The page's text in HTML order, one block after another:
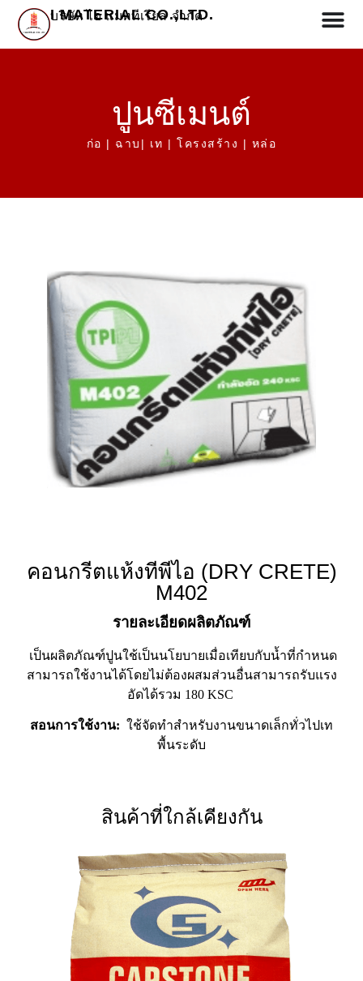
I MATERIAL CO.,LTD.
บริษัท ไอ แมททีเรียล จำกัด
ปูนซีเมนต์
ก่อ | ฉาบ| เท | โครงสร้าง | หล่อ
คอนกรีตแห้งทีพีไอ (DRY CRETE)
M402
รายละเอียดผลิตภัณฑ์
เป็นผลิตภัณฑ์ปูนใช้เป็นนโยบายเมื่อเทียบกับน้ำที่กำหนด
สามารถใช้งานได้โดยไม่ต้องผสมส่วนอื่นสามารถรับแรง
อัดได้รวม 180 KSC
สอนการใช้งาน: ใช้จัดทำสำหรับงานขนาดเล็กทั่วไปเท
พื้นระดับ
สินค้าที่ใกล้เคียงกัน